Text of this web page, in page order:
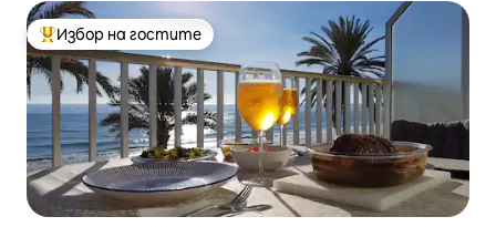
Най-популярен избор на гостите
Избор на гостите